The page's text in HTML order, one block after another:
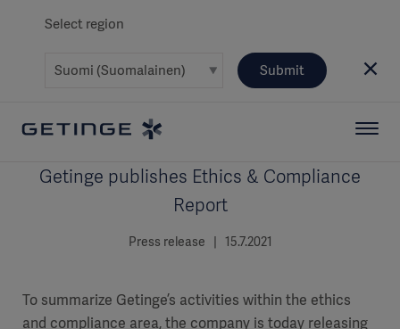
Select region
Submit
Getinge publishes Ethics & Compliance
Report
Press release | 15.7.2021
To summarize Getinge’s activities within the ethics
and compliance area, the company is today releasing